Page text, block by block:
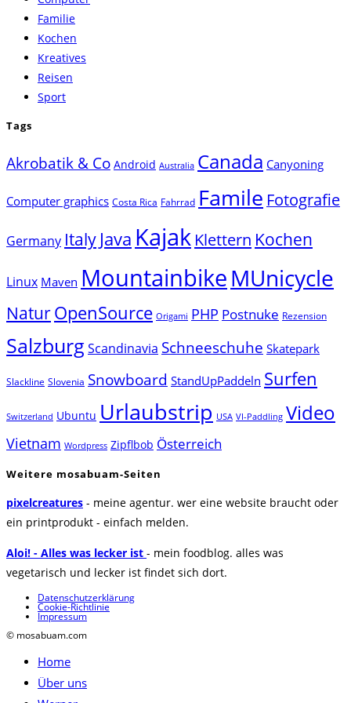
Familie
Kochen
Kreatives
Reisen
Sport
Tags
Akrobatik & Co Android Australia Canada Canyoning
Computer graphics Costa Rica Fahrrad Famile Fotografie
Germany Italy Java Kajak Klettern Kochen
Linux Maven MountainbikeMUnicycle
NaturOpenSource Origami PHP Postnuke Rezension
SalzburgScandinavia Schneeschuhe Skatepark
Slackline Slovenia Snowboard StandUpPaddeln Surfen
Switzerland Ubuntu Urlaubstrip USA VI-Paddling Video
Vietnam Wordpress Zipflbob Österreich
Weitere mosabuam-Seiten
pixelcreatures - meine agentur. wer eine website braucht oder
ein printprodukt - einfach melden.
Aloi! - Alles was lecker ist - mein foodblog. alles was
vegetarisch und lecker ist findet sich dort.
Datenschutzerklärung
Cookie-Richtlinie
Impressum
© mosabuam.com
Home
Über uns